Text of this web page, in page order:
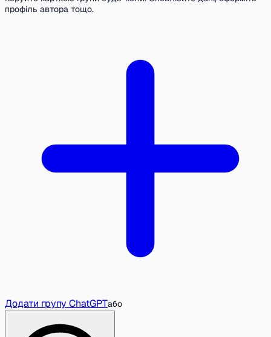
профіль автора тощо.
Додати групу ChatGPTабо